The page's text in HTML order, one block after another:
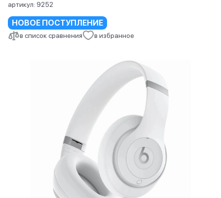
НОВОЕ ПОСТУПЛЕНИЕ
в список сравнения в избранное
артикул: 9252